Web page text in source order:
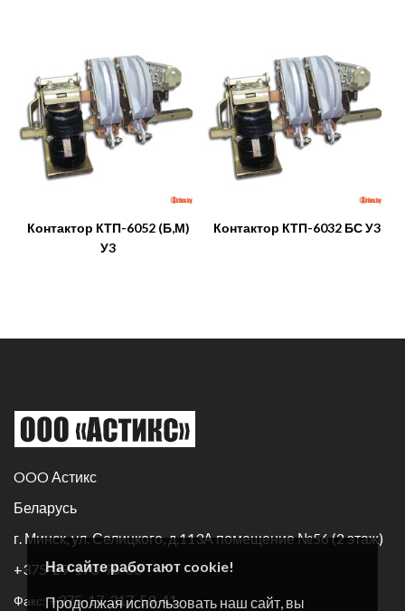
На сайте работают cookie!
Продолжая использовать наш сайт, вы
Контактор КТП-6052 (Б,М)
У3
Контактор КТП-6032 БС У3
OOO Астикс
Беларусь
г. Минск, ул. Селицкого, д.113А помещение №56 (2 этаж)
+375-29-170-96-60
Факс:+375-17-317-59-41